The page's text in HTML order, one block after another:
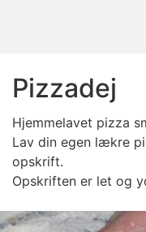
Pizzadej
Hjemmelavet pizza
Lav din egen lækre
opskrift.
Opskriften er let og